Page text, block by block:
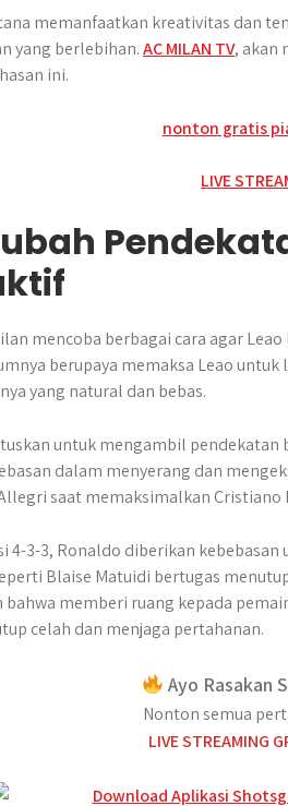
memanfaatkan kreativitas dan
yang berlebihan.AC MILAN TV, akan
ini.
mencoba berbagai cara agar
berupaya memaksa Leao
yang natural dan bebas.
untuk mengambil pendekatan
dalam menyerang dan
saat memaksimalkan Cristiano
4-3-3, Ronaldo diberikan
Blaise Matuidi bertugas
memberi ruang kepada
celah dan menjaga pertahanan.
Ayo Rasakan
Nonton semua
LIVE STREAMING